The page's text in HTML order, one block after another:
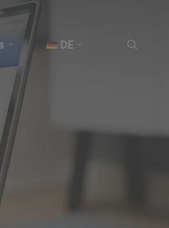
DE